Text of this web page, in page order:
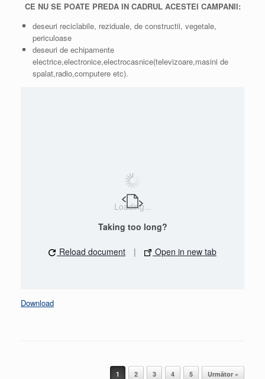
CE NU SE POATE PREDA IN CADRUL ACESTEI CAMPANII:
deseuri reciclabile, reziduale, de constructii, vegetale,
periculoase
deseuri de echipamente
electrice,electronice,electrocasnice(televizoare,masini de
spalat,radio,computere etc).
Loading...
Taking too long?
Reload document | Open in new tab
Download
1 2 3 4 5 Următor »